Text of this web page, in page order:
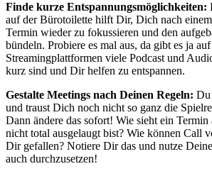
Finde kurze Entspannungsmöglichkeiten:
auf der Bürotoilette hilft Dir, Dich nach einem
Termin wieder zu fokussieren und den
bündeln. Probiere es mal aus, da gibt es ja
Streamingplattformen viele Podcast und
kurz sind und Dir helfen zu entspannen.
Gestalte Meetings nach Deinen Regeln: Du
und traust Dich noch nicht so ganz die
Dann ändere das sofort! Wie sieht ein Termin
nicht total ausgelaugt bist? Wie können Call
Dir gefallen? Notiere Dir das und nutze
auch durchzusetzen!